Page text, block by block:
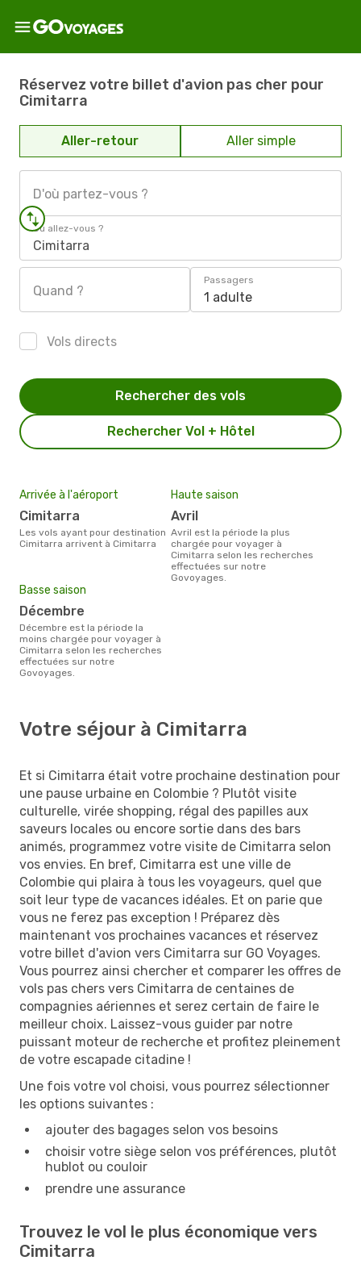
Réservez votre billet d'avion pas cher pour
Cimitarra
Aller-retour Aller simple
D'où partez-vous ?
Où allez-vous ?
Cimitarra
Quand ?
Passagers
1 adulte
Vols directs
Rechercher Vol + Hôtel
Rechercher des vols
Arrivée à l'aéroport
Cimitarra
Les vols ayant pour destination
Cimitarra arrivent à Cimitarra
Haute saison
avril
avril est la période la plus
chargée pour voyager à
Cimitarra selon les recherches
effectuées sur notre
Govoyages.
Basse saison
décembre
décembre est la période la
moins chargée pour voyager à
Cimitarra selon les recherches
effectuées sur notre
Govoyages.
Votre séjour à Cimitarra
Et si Cimitarra était votre prochaine destination pour
une pause urbaine en Colombie ? Plutôt visite
culturelle, virée shopping, régal des papilles aux
saveurs locales ou encore sortie dans des bars
animés, programmez votre visite de Cimitarra selon
vos envies. En bref, Cimitarra est une ville de
Colombie qui plaira à tous les voyageurs, quel que
soit leur type de vacances idéales. Et on parie que
vous ne ferez pas exception ! Préparez dès
maintenant vos prochaines vacances et réservez
votre billet d'avion vers Cimitarra sur GO Voyages.
Vous pourrez ainsi chercher et comparer les offres de
vols pas chers vers Cimitarra de centaines de
compagnies aériennes et serez certain de faire le
meilleur choix. Laissez-vous guider par notre
puissant moteur de recherche et profitez pleinement
de votre escapade citadine !
Une fois votre vol choisi, vous pourrez sélectionner
les options suivantes :
ajouter des bagages selon vos besoins
choisir votre siège selon vos préférences, plutôt
hublot ou couloir
prendre une assurance
Trouvez le vol le plus économique vers
Cimitarra